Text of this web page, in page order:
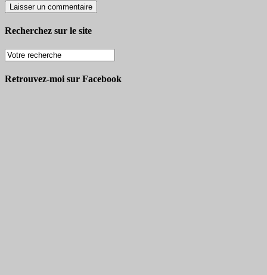
Recherchez sur le site
Retrouvez-moi sur Facebook